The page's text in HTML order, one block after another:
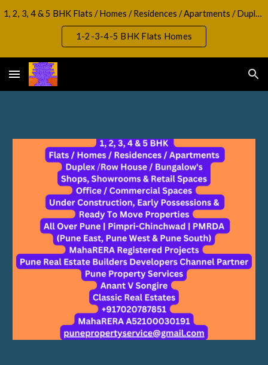
Skip to navigation
1, 2, 3, 4 & 5 BHK Flats / Homes / Residences / Apartments / Duplex / RowHouse / Bungalow, Shops, Showrooms & Retail Spaces Office / Commercial Spaces
1-2-3-4-5 BHK Flats Homes